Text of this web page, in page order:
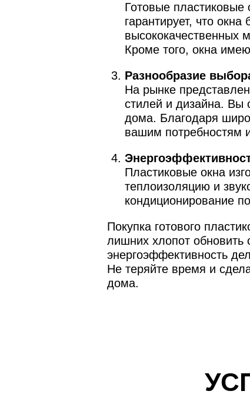
Готовые пластиковые
гарантирует, что
высококачественных
Кроме того, окна
Разнообразие
На рынке
стилей и дизайна. Вы
дома. Благодаря
вашим потребностям
Пластиковые окна
теплоизоляцию и
кондиционирование
Покупка готового
лишних хлопот обновить
энергоэффективность
Не теряйте время и
дома.